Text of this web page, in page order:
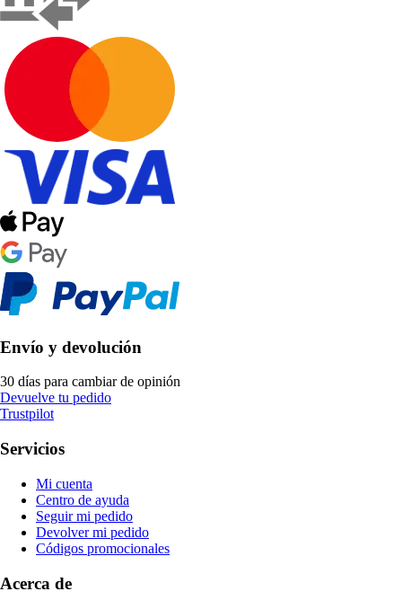
Envío y devolución
30 días para cambiar de opinión
Devuelve tu pedido
Trustpilot
Servicios
Mi cuenta
Centro de ayuda
Seguir mi pedido
Devolver mi pedido
Códigos promocionales
Acerca de